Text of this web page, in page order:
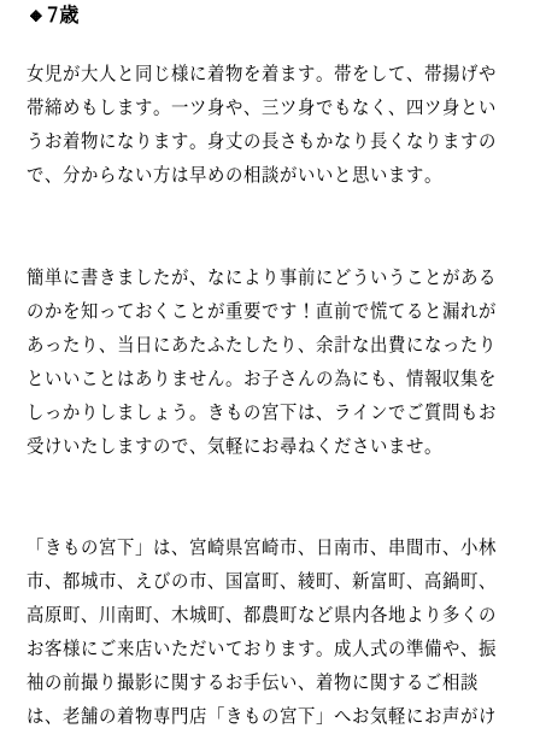
🔸7歳
女児が大人と同じ様に着物を着ます。帯をして、帯揚げや
帯締めもします。一ツ身や、三ツ身でもなく、四ツ身とい
うお着物になります。身丈の長さもかなり長くなりますの
で、分からない方は早めの相談がいいと思います。
簡単に書きましたが、なにより事前にどういうことがある
のかを知っておくことが重要です！直前で慌てると漏れが
あったり、当日にあたふたしたり、余計な出費になったり
といいことはありません。お子さんの為にも、情報収集を
しっかりしましょう。きもの宮下は、ラインでご質問もお
受けいたしますので、気軽にお尋ねくださいませ。
「きもの宮下」は、宮崎県宮崎市、日南市、串間市、小林
市、都城市、えびの市、国富町、綾町、新富町、高鍋町、
高原町、川南町、木城町、都農町など県内各地より多くの
お客様にご来店いただいております。成人式の準備や、振
袖の前撮り撮影に関するお手伝い、着物に関するご相談
は、老舗の着物専門店「きもの宮下」へお気軽にお声がけ